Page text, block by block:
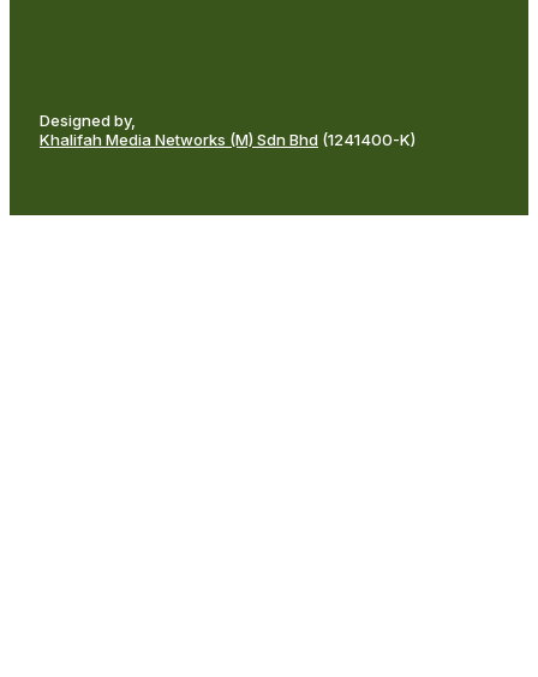
Designed by,
Khalifah Media Networks (M) Sdn Bhd (1241400-K)